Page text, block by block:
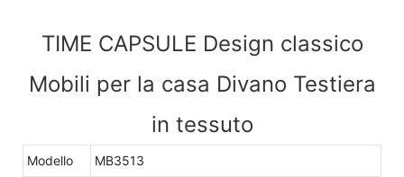
TIME CAPSULE Design classico
Mobili per la casa Divano Testiera
in tessuto
Modello MB3513